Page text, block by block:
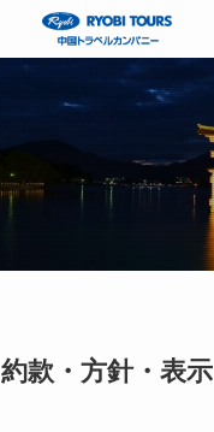
約款・方針・表示